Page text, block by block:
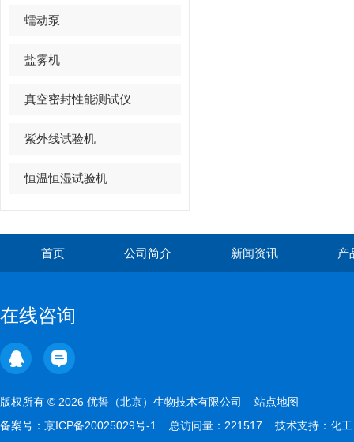
蠕动泵
盐雾机
真空密封性能测试仪
紫外线试验机
恒温恒湿试验机
首页 公司简介 新闻资讯 产
在线咨询
版权所有 © 2026 优誓（北京）生物技术有限公司 站点地图
备案号： 京ICP备20025029号-1 总访问量：221517 技术支持： 化工